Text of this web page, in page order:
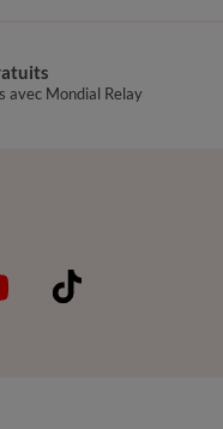
avec Mondial Relay